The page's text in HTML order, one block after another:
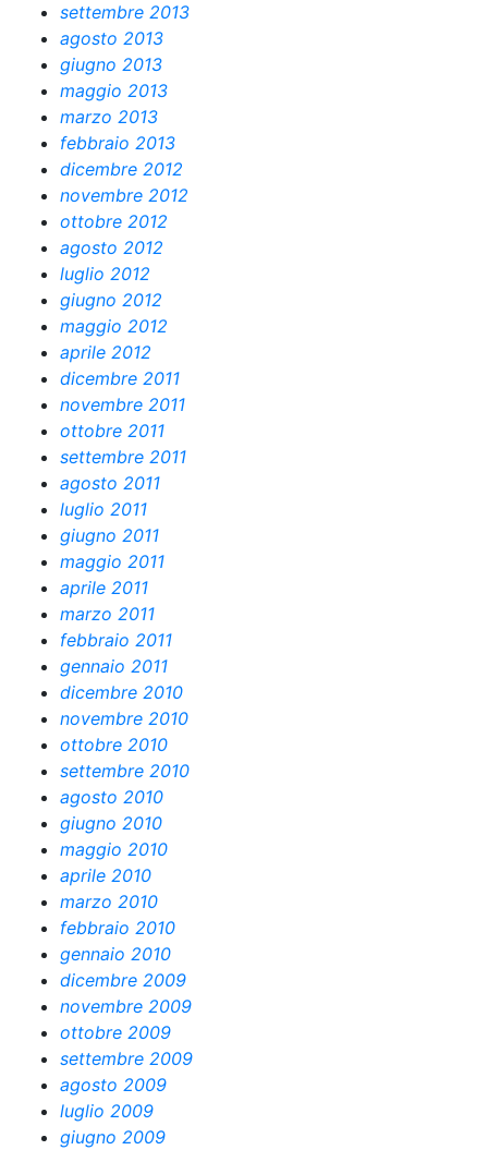
settembre 2013
agosto 2013
giugno 2013
maggio 2013
marzo 2013
febbraio 2013
dicembre 2012
novembre 2012
ottobre 2012
agosto 2012
luglio 2012
giugno 2012
maggio 2012
aprile 2012
dicembre 2011
novembre 2011
ottobre 2011
settembre 2011
agosto 2011
luglio 2011
giugno 2011
maggio 2011
aprile 2011
marzo 2011
febbraio 2011
gennaio 2011
dicembre 2010
novembre 2010
ottobre 2010
settembre 2010
agosto 2010
giugno 2010
maggio 2010
aprile 2010
marzo 2010
febbraio 2010
gennaio 2010
dicembre 2009
novembre 2009
ottobre 2009
settembre 2009
agosto 2009
luglio 2009
giugno 2009